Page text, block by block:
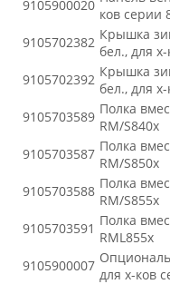
9105900020
ков серии
9105702382 Крышка
бел., для
9105702392 Крышка
бел., для
9105703589 Полка
RM/S840x
9105703587 Полка
RM/S850x
9105703588 Полка
RM/S855x
9105703591 Полка
RML855x
9105900007
для х-ков